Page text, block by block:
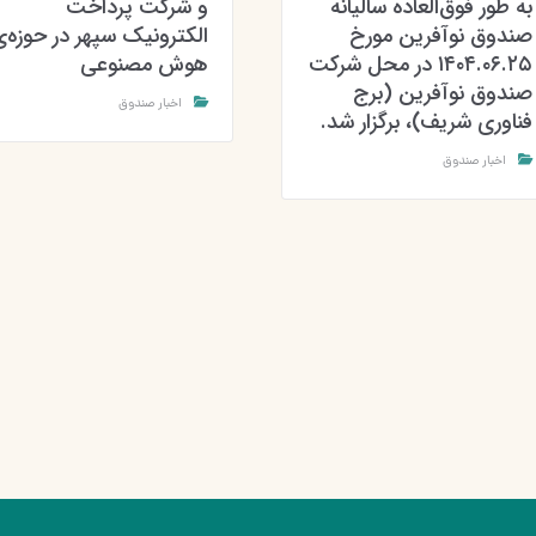
به طور فوق‌العاده سالیانه
صندوق نوآفرین مورخ
۱۴۰۴.۰۶.۲۵ در محل شرکت
صندوق نوآفرین (برج
فناوری شریف)، برگزار شد.
اخبار صندوق
و شرکت پرداخت
الکترونیک سپهر در
هوش مصنوعی
اخبار صندوق